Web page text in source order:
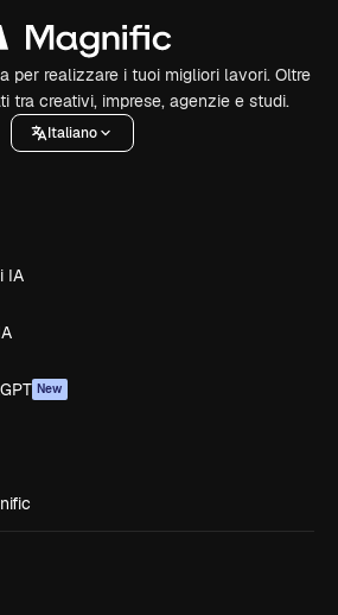
per realizzare i tuoi migliori lavori. Oltre
tra creativi, imprese, agenzie e studi.
Italiano
IA
New